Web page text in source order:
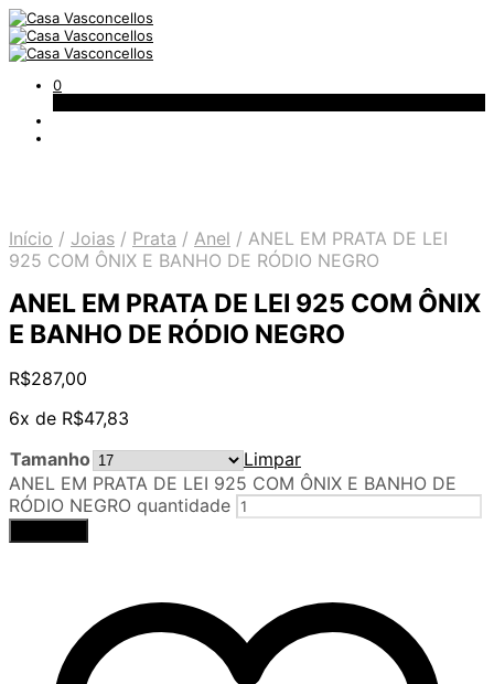
0
Início / Joias / Prata / Anel / ANEL EM PRATA DE LEI
925 COM ÔNIX E BANHO DE RÓDIO NEGRO
ANEL EM PRATA DE LEI 925 COM ÔNIX
E BANHO DE RÓDIO NEGRO
R$287,00
6x de R$47,83
Tamanho
Limpar
ANEL EM PRATA DE LEI 925 COM ÔNIX E BANHO DE
RÓDIO NEGRO quantidade